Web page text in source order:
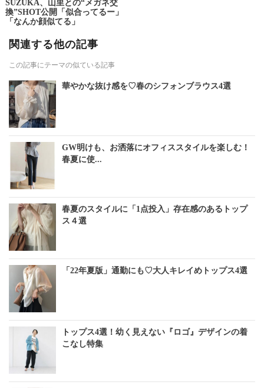
SUZUKA、山里との“メガネ交
換”SHOT公開「似合ってるー」
「なんか顔似てる」
関連する他の記事
この記事にテーマの似ている記事
華やかな抜け感を♡春のシフォンブラウス4選
GW明けも、お洒落にオフィススタイルを楽しむ！
春夏に使...
春夏のスタイルに「1点投入」存在感のあるトップ
ス４選
「22年夏版」通勤にも♡大人キレイめトップス4選
トップス4選！幼く見えない『ロゴ』デザインの着
こなし特集